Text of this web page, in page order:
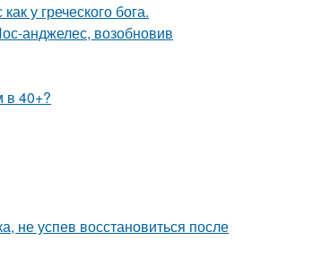
у греческого бога.
анджелес, возобновив
в 40+?
не успев восстановиться после